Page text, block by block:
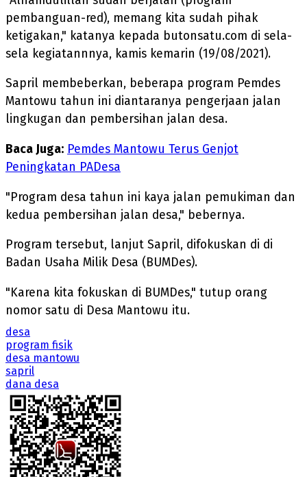
pembanguan-red), memang kita sudah pihak
ketigakan," katanya kepada butonsatu.com di sela-
sela kegiatannnya, kamis kemarin (19/08/2021).
Sapril membeberkan, beberapa program Pemdes
Mantowu tahun ini diantaranya pengerjaan jalan
lingkugan dan pembersihan jalan desa.
Baca Juga: Pemdes Mantowu Terus Genjot
Peningkatan PADesa
"Program desa tahun ini kaya jalan pemukiman dan
kedua pembersihan jalan desa," bebernya.
Program tersebut, lanjut Sapril, difokuskan di di
Badan Usaha Milik Desa (BUMDes).
"Karena kita fokuskan di BUMDes," tutup orang
nomor satu di Desa Mantowu itu.
desa
program fisik
desa mantowu
sapril
dana desa